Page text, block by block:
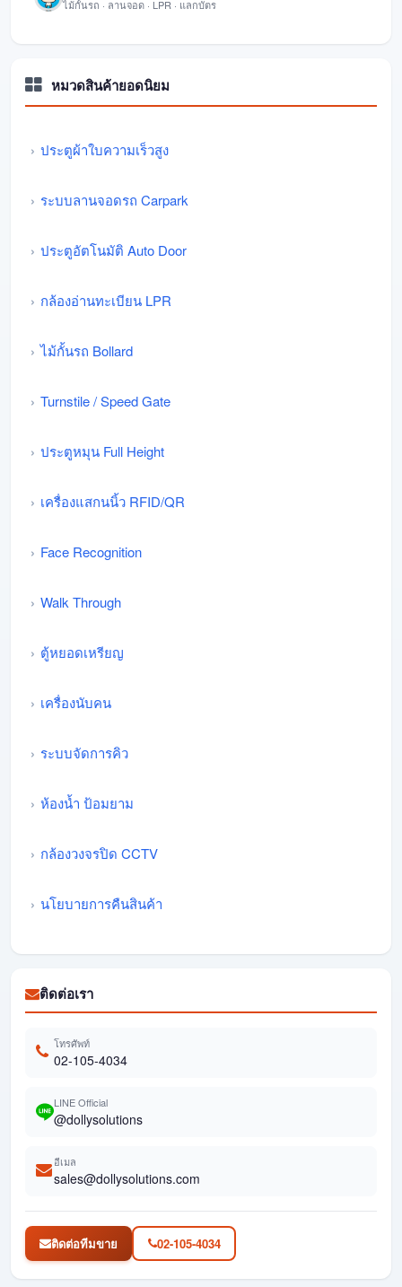
ไม้กั้นรถ · ลานจอด · LPR · แลกบัตร
หมวดสินค้ายอดนิยม
ประตูผ้าใบความเร็วสูง
ระบบลานจอดรถ Carpark
ประตูอัตโนมัติ Auto Door
กล้องอ่านทะเบียน LPR
ไม้กั้นรถ Bollard
Turnstile / Speed Gate
ประตูหมุน Full Height
เครื่องแสกนนิ้ว RFID/QR
Face Recognition
Walk Through
ตู้หยอดเหรียญ
เครื่องนับคน
ระบบจัดการคิว
ห้องน้ำ ป้อมยาม
กล้องวงจรปิด CCTV
นโยบายการคืนสินค้า
ติดต่อเรา
โทรศัพท์
02-105-4034
LINE Official
@dollysolutions
อีเมล
sales@dollysolutions.com
ติดต่อทีมขาย 02-105-4034